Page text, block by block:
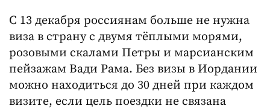
С 13 декабря россиянам больше не нужна
виза в страну с двумя тёплыми морями,
розовыми скалами Петры и марсианским
пейзажам Вади Рама. Без визы в Иордании
можно находиться до 30 дней при каждом
визите, если цель поездки не связана